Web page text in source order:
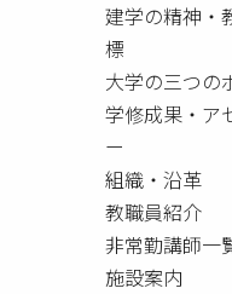
建学の精神・
標
大学の三つの
学修成果・ア
ー
組織・沿革
教職員紹介
非常勤講師一
施設案内